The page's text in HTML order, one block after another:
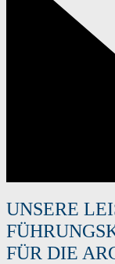
UNSERE
FÜR DIE